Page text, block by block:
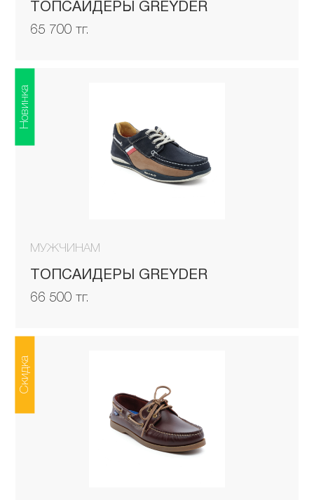
ТОПСАЙДЕРЫ GREYDER
65 700 тг.
МУЖЧИНАМ
ТОПСАЙДЕРЫ GREYDER
66 500 тг.
Новинка
Скидка